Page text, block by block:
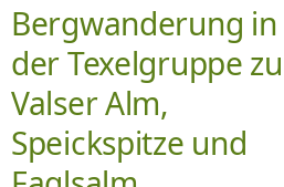
Bergwanderung in
der Texelgruppe
Valser Alm,
Speickspitze und